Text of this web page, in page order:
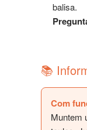
balisa.
📚
Com
Muntem